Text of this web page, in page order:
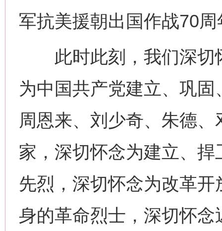
军抗美援朝出国作战70
此时此刻，我们深切
为中国共产党建立、巩
周恩来、刘少奇、朱德
家，深切怀念为建立、
先烈，深切怀念为改革
身的革命烈士，深切怀